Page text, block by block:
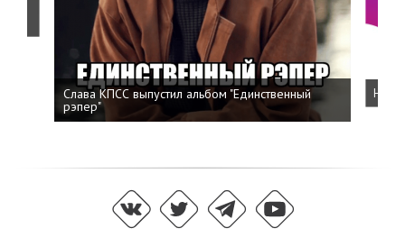
Слава КПСС выпустил альбом "Единственный
рэпер"